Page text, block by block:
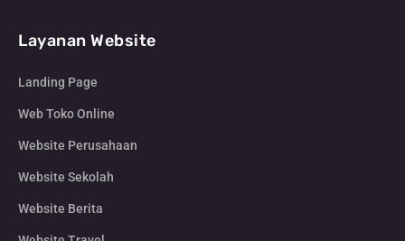
Layanan Website
Landing Page
Web Toko Online
Website Perusahaan
Website Sekolah
Website Berita